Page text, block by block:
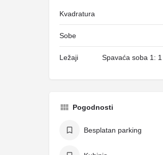
Kvadratura
Sobe
Ležaji Spavaća soba 1:
Pogodnosti
Besplatan parking